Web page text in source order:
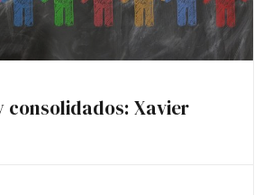
consolidados: Xavier